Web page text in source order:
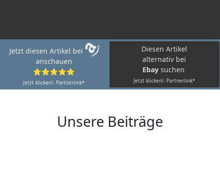
Jetzt diesen Artikel bei
anschauen
⭐⭐⭐⭐⭐
Jetzt klicken!- Partnerlink*
Diesen Artikel
alternativ bei
Ebay suchen
Jetzt klicken!- Partnerlink*
Unsere Beiträge